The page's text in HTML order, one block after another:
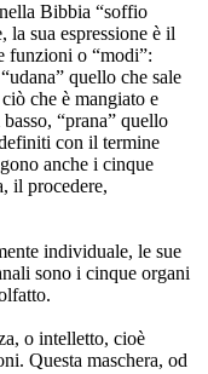
Bibbia “soffio
la sua espressione è il
funzioni o “modi”:
quello che sale
che è mangiato e
“prana” quello
con il termine
anche i cinque
il procedere,
individuale, le sue
sono i cinque organi
o intelletto, cioè
Questa maschera, od